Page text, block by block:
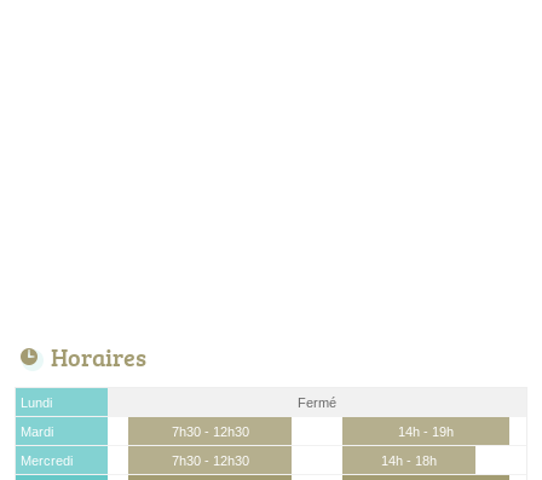
Horaires
Lundi
Fermé
Mardi
7h30 - 12h30
14h - 19h
Mercredi
7h30 - 12h30
14h - 18h